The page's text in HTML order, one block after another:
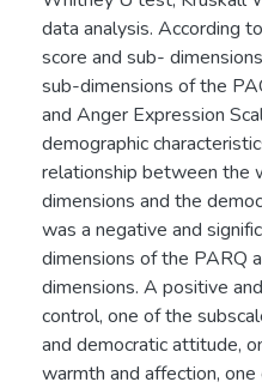
data analysis. According
score and sub-
sub-dimensions of the
and Anger Expression
demographic
relationship between the
dimensions and the
was a negative and
dimensions of the PARQ
dimensions. A positive
control, one of the
and democratic attitude,
warmth and affection,